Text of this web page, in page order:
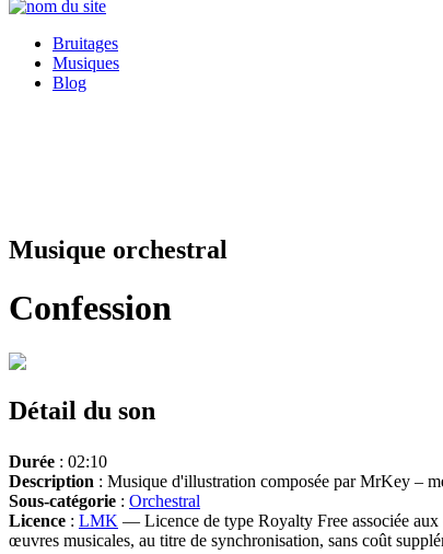
Bruitages
Musiques
Blog
Musique orchestral
Confession
Détail du son
Durée : 02:10
Description : Musique d'illustration composée par MrKey –
Sous-catégorie : Orchestral
Licence : LMK — Licence de type Royalty Free associée
œuvres musicales, au titre de synchronisation, sans coût